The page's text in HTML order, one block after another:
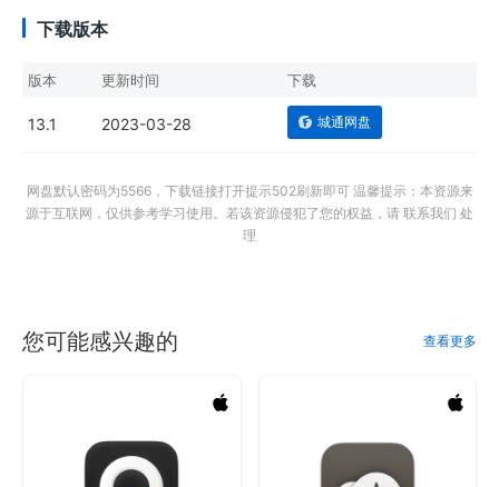
下载版本
版本 更新时间 下载
13.1 2023-03-28 城通网盘
网盘默认密码为5566，下载链接打开提示502刷新即可 温馨提示：本资源来
源于互联网，仅供参考学习使用。若该资源侵犯了您的权益，请 联系我们 处
理
您可能感兴趣的 查看更多